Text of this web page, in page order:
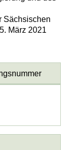
Sächsischen
März 2021